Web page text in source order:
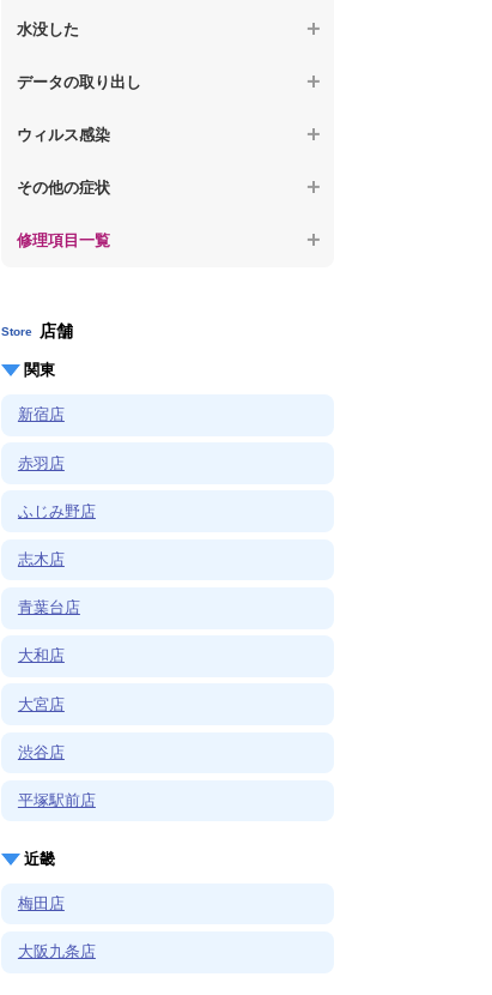
【macbook】症状が選択肢にない、よく分
【macbook】症状が選択肢にない、よく分
【macbook】パソコンから異音がする
熱風が出ている
【macbook】症状が選択肢にない、よく分
水没した
【macbook】水没してパソコンが動かない
データの取り出し
【macbook】起動しないパソコンのデータ
【macbook】ログインできないパソコンの
ウィルス感染
【macbook】特定のプログラムを削除した
【macbook】症状が選択肢にない、よく分
その他の症状
修理項目一覧
Store 店舗
関東
新宿店
赤羽店
ふじみ野店
志木店
青葉台店
大和店
大宮店
渋谷店
平塚駅前店
近畿
梅田店
大阪九条店